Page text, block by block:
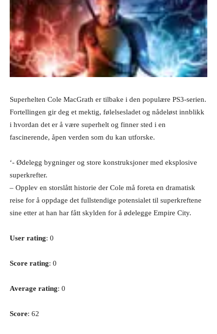
Superhelten Cole MacGrath er tilbake i den populære PS3-serien.
Fortellingen gir deg et mektig, følelsesladet og nådeløst innblikk
i hvordan det er å være superhelt og finner sted i en
fascinerende, åpen verden som du kan utforske.
‘- Ødelegg bygninger og store konstruksjoner med eksplosive
superkrefter.
– Opplev en storslått historie der Cole må foreta en dramatisk
reise for å oppdage det fullstendige potensialet til superkreftene
sine etter at han har fått skylden for å ødelegge Empire City.
User rating: 0
Score rating: 0
Average rating: 0
Score: 62